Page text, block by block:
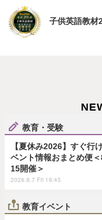
子供英語教材
教育・受験
【夏休み2026】すぐ行
ベント情報おまとめ便
15開催＞
2026.8.7 Fri 19:45
教育イベント